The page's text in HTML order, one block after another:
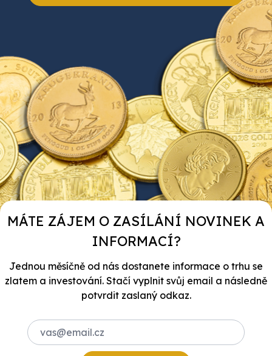
MÁTE ZÁJEM O ZASÍLÁNÍ NOVINEK A
INFORMACÍ?
Jednou měsíčně od nás dostanete informace o trhu se
zlatem a investování. Stačí vyplnit svůj email a následně
potvrdit zaslaný odkaz.